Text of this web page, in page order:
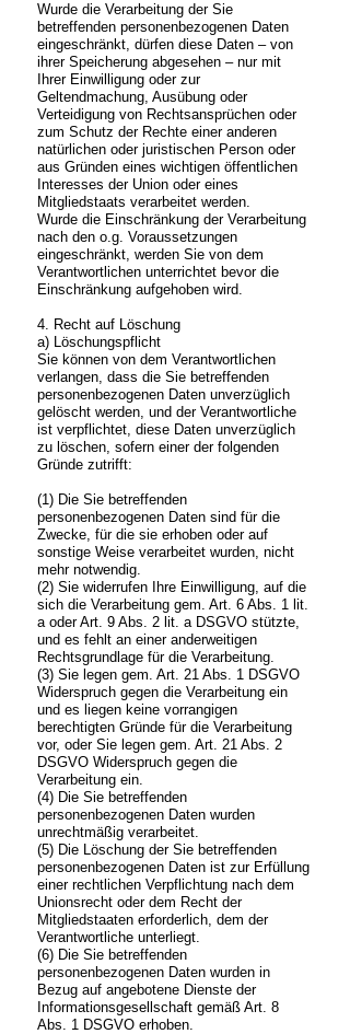
Wurde die Verarbeitung der Sie
betreffenden personenbezogenen Daten
eingeschränkt, dürfen diese Daten – von
ihrer Speicherung abgesehen – nur mit
Ihrer Einwilligung oder zur
Geltendmachung, Ausübung oder
Verteidigung von Rechtsansprüchen oder
zum Schutz der Rechte einer anderen
natürlichen oder juristischen Person oder
aus Gründen eines wichtigen öffentlichen
Interesses der Union oder eines
Mitgliedstaats verarbeitet werden.
Wurde die Einschränkung der Verarbeitung
nach den o.g. Voraussetzungen
eingeschränkt, werden Sie von dem
Verantwortlichen unterrichtet bevor die
Einschränkung aufgehoben wird.
4. Recht auf Löschung
a) Löschungspflicht
Sie können von dem Verantwortlichen
verlangen, dass die Sie betreffenden
personenbezogenen Daten unverzüglich
gelöscht werden, und der Verantwortliche
ist verpflichtet, diese Daten unverzüglich
zu löschen, sofern einer der folgenden
Gründe zutrifft:
(1) Die Sie betreffenden
personenbezogenen Daten sind für die
Zwecke, für die sie erhoben oder auf
sonstige Weise verarbeitet wurden, nicht
mehr notwendig.
(2) Sie widerrufen Ihre Einwilligung, auf die
sich die Verarbeitung gem. Art. 6 Abs. 1 lit.
a oder Art. 9 Abs. 2 lit. a DSGVO stützte,
und es fehlt an einer anderweitigen
Rechtsgrundlage für die Verarbeitung.
(3) Sie legen gem. Art. 21 Abs. 1 DSGVO
Widerspruch gegen die Verarbeitung ein
und es liegen keine vorrangigen
berechtigten Gründe für die Verarbeitung
vor, oder Sie legen gem. Art. 21 Abs. 2
DSGVO Widerspruch gegen die
Verarbeitung ein.
(4) Die Sie betreffenden
personenbezogenen Daten wurden
unrechtmäßig verarbeitet.
(5) Die Löschung der Sie betreffenden
personenbezogenen Daten ist zur Erfüllung
einer rechtlichen Verpflichtung nach dem
Unionsrecht oder dem Recht der
Mitgliedstaaten erforderlich, dem der
Verantwortliche unterliegt.
(6) Die Sie betreffenden
personenbezogenen Daten wurden in
Bezug auf angebotene Dienste der
Informationsgesellschaft gemäß Art. 8
Abs. 1 DSGVO erhoben.